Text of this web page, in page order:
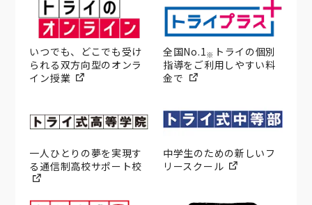
いつでも、どこでも受け
られる双方向型のオンラ
イン授業
全国No.1※ トライの個別
指導をご利用しやすい料
金で
一人ひとりの夢を実現す
る通信制高校サポート校
中学生のための新しいフ
リースクール